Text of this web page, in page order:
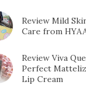
Review Mild
Care from
Review Viva
Perfect
Lip Cream